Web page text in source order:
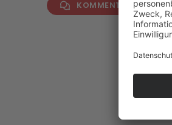
KOMMENTAR